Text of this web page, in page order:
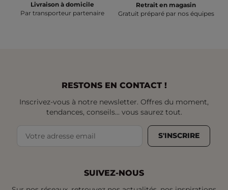
Livraison à domicile
Par transporteur partenaire
Retrait en magasin
Gratuit préparé par nos équipes
RESTONS EN CONTACT !
Inscrivez-vous à notre newsletter. Offres du moment,
tendances, conseils... vous saurez tout.
S'INSCRIRE
SUIVEZ-NOUS